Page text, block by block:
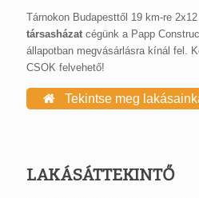
Tárnokon Budapesttől 19 km-re
társasházat cégünk a Papp
állapotban megvásárlásra kínál fel.
CSOK felvehető!
Tekintse meg
LAKÁSÁTTEKINTŐ